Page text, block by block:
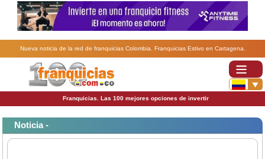
Nueva noticia de la red de franquicias Colombia. Franquicias Estivo en Cartagena.
Franquicias. Las 100 mejores opciones de invertir
Noticia -